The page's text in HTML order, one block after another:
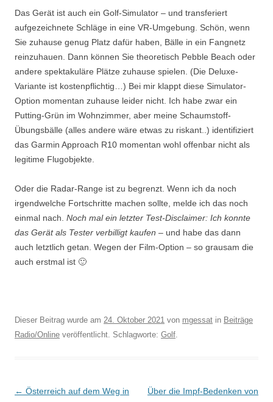
Das Gerät ist auch ein Golf-Simulator – und transferiert
aufgezeichnete Schläge in eine VR-Umgebung. Schön, wenn
Sie zuhause genug Platz dafür haben, Bälle in ein Fangnetz
reinzuhauen. Dann können Sie theoretisch Pebble Beach oder
andere spektakuläre Plätze zuhause spielen. (Die Deluxe-
Variante ist kostenpflichtig…) Bei mir klappt diese Simulator-
Option momentan zuhause leider nicht. Ich habe zwar ein
Putting-Grün im Wohnzimmer, aber meine Schaumstoff-
Übungsbälle (alles andere wäre etwas zu riskant..) identifiziert
das Garmin Approach R10 momentan wohl offenbar nicht als
legitime Flugobjekte.
Oder die Radar-Range ist zu begrenzt. Wenn ich da noch
irgendwelche Fortschritte machen sollte, melde ich das noch
einmal nach. Noch mal ein letzter Test-Disclaimer: Ich konnte
das Gerät als Tester verbilligt kaufen – und habe das dann
auch letztlich getan. Wegen der Film-Option – so grausam die
auch erstmal ist 🙂
Dieser Beitrag wurde am 24. Oktober 2021 von mgessat in Beiträge
Radio/Online veröffentlicht. Schlagworte: Golf
Beitragsnavigation
← Österreich auf dem Weg in
Über die Impf-Bedenken von